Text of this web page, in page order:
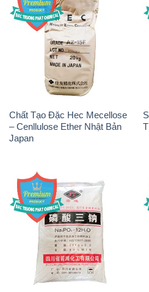
Chất Tạo Đặc Hec Mecellose
– Cenllulose Ether Nhật Bản
Na3PO4 – Trisodium
Phosphate Trung Quốc China